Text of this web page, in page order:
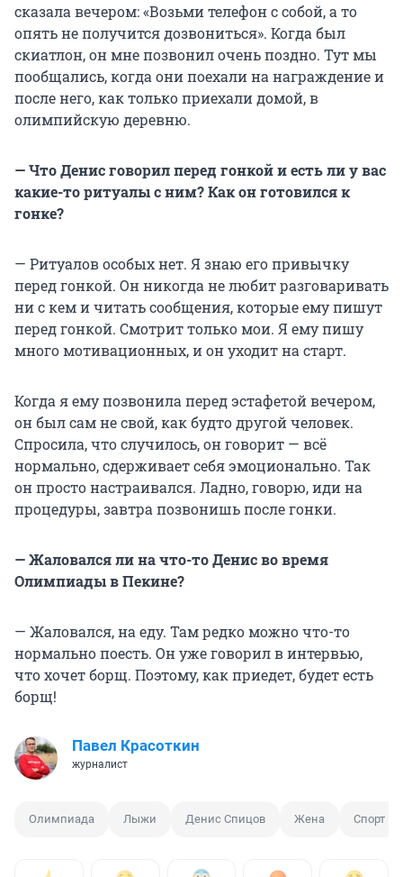
сказала вечером: «Возьми телефон с собой, а то
опять не получится дозвониться». Когда был
скиатлон, он мне позвонил очень поздно. Тут мы
пообщались, когда они поехали на награждение и
после него, как только приехали домой, в
олимпийскую деревню.
— Что Денис говорил перед гонкой и есть ли у вас
какие-то ритуалы с ним? Как он готовился к
гонке?
— Ритуалов особых нет. Я знаю его привычку
перед гонкой. Он никогда не любит разговаривать
ни с кем и читать сообщения, которые ему пишут
перед гонкой. Смотрит только мои. Я ему пишу
много мотивационных, и он уходит на старт.
Когда я ему позвонила перед эстафетой вечером,
он был сам не свой, как будто другой человек.
Спросила, что случилось, он говорит — всё
нормально, сдерживает себя эмоционально. Так
он просто настраивался. Ладно, говорю, иди на
процедуры, завтра позвонишь после гонки.
— Жаловался ли на что-то Денис во время
Олимпиады в Пекине?
— Жаловался, на еду. Там редко можно что-то
нормально поесть. Он уже говорил в интервью,
что хочет борщ. Поэтому, как приедет, будет есть
борщ!
Павел Красоткин
журналист
Олимпиада Лыжи Денис Спицов Жена Спорт